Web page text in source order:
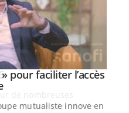
pour faciliter l’accès
Youtube
mutualiste innove en